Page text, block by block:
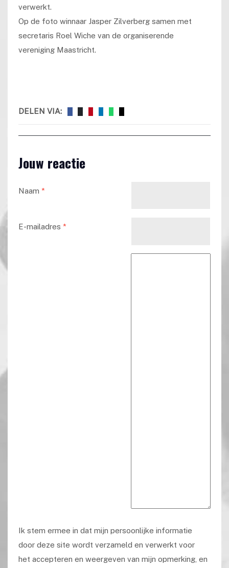
verwerkt.
Op de foto winnaar Jasper Zilverberg samen met
secretaris Roel Wiche van de organiserende
vereniging Maastricht.
DELEN VIA:
Jouw reactie
Naam *
E-mailadres *
Ik stem ermee in dat mijn persoonlijke informatie
door deze site wordt verzameld en verwerkt voor
het accepteren en weergeven van mijn opmerking, en